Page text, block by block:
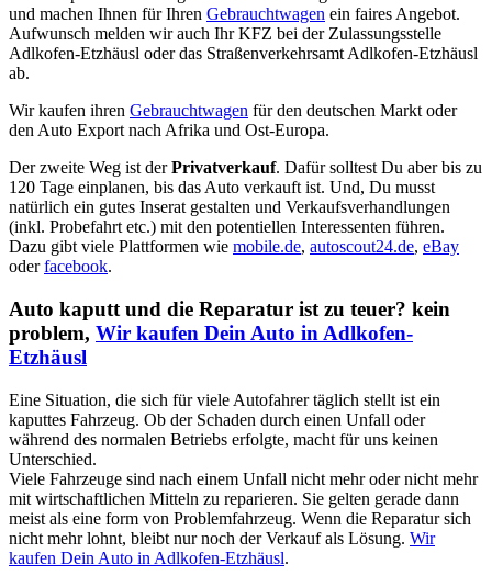
und machen Ihnen für Ihren Gebrauchtwagen ein faires Angebot.
Aufwunsch melden wir auch Ihr KFZ bei der Zulassungsstelle
Adlkofen-Etzhäusl oder das Straßenverkehrsamt Adlkofen-Etzhäusl
ab.
Wir kaufen ihren Gebrauchtwagen für den deutschen Markt oder
den Auto Export nach Afrika und Ost-Europa.
Der zweite Weg ist derPrivatverkauf. Dafür solltest Du aber bis zu
120 Tage einplanen, bis das Auto verkauft ist. Und, Du musst
natürlich ein gutes Inserat gestalten und Verkaufsverhandlungen
(inkl. Probefahrt etc.) mit den potentiellen Interessenten führen.
Dazu gibt viele Plattformen wie mobile.de, autoscout24.de, eBay
oderfacebook.
Auto kaputt und die Reparatur ist zu teuer? kein
problem, Wir kaufen Dein Auto in Adlkofen-
Etzhäusl
Eine Situation, die sich für viele Autofahrer täglich stellt ist ein
kaputtes Fahrzeug. Ob der Schaden durch einen Unfall oder
während des normalen Betriebs erfolgte, macht für uns keinen
Unterschied.
Viele Fahrzeuge sind nach einem Unfall nicht mehr oder nicht mehr
mit wirtschaftlichen Mitteln zu reparieren. Sie gelten gerade dann
meist als eine form von Problemfahrzeug. Wenn die Reparatur sich
nicht mehr lohnt, bleibt nur noch der Verkauf als Lösung. Wir
kaufen Dein Auto in Adlkofen-Etzhäusl.